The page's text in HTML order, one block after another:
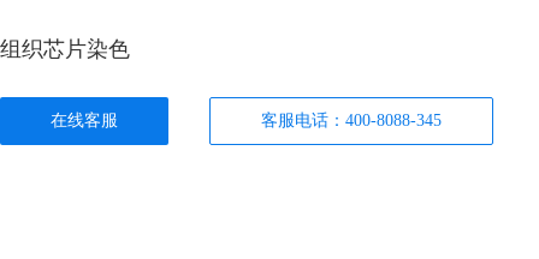
组织芯片染色
在线客服 客服电话：400-8088-345